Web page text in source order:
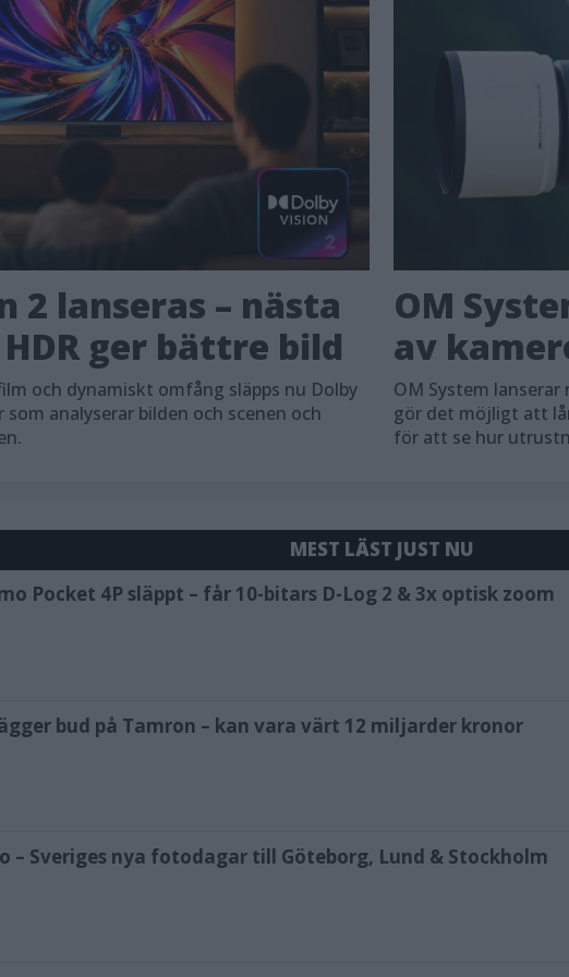
2 lanseras – nästa
ger bättre bild
och dynamiskt omfång släpps nu Dolby
analyserar bilden och scenen och
OM
av
OM System
gör det möjligt att
för att se hur
MEST LÄST JUST NU
Pocket 4P släppt – får 10-bitars D-Log 2 & 3x optisk zoom
bud på Tamron – kan vara värt 12 miljarder kronor
– Sveriges nya fotodagar till Göteborg, Lund & Stockholm